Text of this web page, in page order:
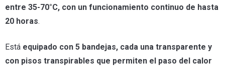
entre 35-70°C, con un funcionamiento continuo de hasta
20 horas.
Está equipado con 5 bandejas, cada una transparente y
con pisos transpirables que permiten el paso del calor